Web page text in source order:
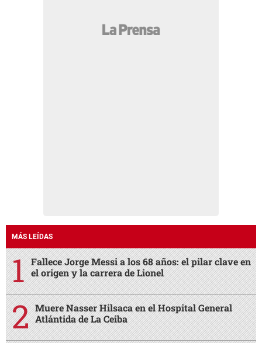
MÁS LEÍDAS
Fallece Jorge Messi a los 68 años: el pilar clave en
el origen y la carrera de Lionel
Muere Nasser Hilsaca en el Hospital General
Atlántida de La Ceiba